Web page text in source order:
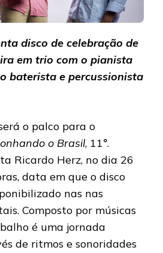
disco de celebração de
em trio com o pianista
baterista e percussionista
o palco para o
o Brasil, 11º.
Ricardo Herz, no dia 26
data em que o disco
nas nas
Composto por músicas
é uma jornada
de ritmos e sonoridades